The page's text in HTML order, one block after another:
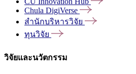
Chula DigiVerse
สำนักบริหารวิจัย
ทุนวิจัย
วิจัยและนวัตกรรม